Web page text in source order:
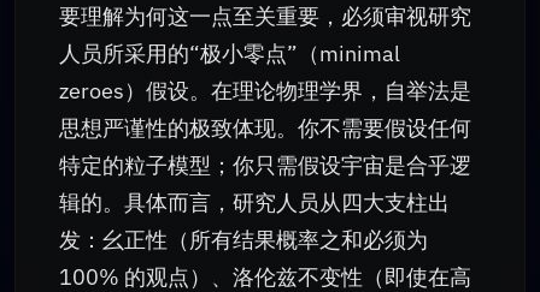
要理解为何这一点至关重要，必须审视研究
人员所采用的“极小零点”（minimal
zeroes）假设。在理论物理学界，自举法是
思想严谨性的极致体现。你不需要假设任何
特定的粒子模型；你只需假设宇宙是合乎逻
辑的。具体而言，研究人员从四大支柱出
发：幺正性（所有结果概率之和必须为
100% 的观点）、洛伦兹不变性（即使在高